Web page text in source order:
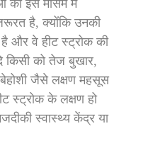
को इस मौसम में
है, क्योंकि उनकी
है और वे हीट स्ट्रोक की
को तेज बुखार,
बेहोशी जैसे लक्षण महसूस
स्ट्रोक के लक्षण हो
स्वास्थ्य केंद्र या